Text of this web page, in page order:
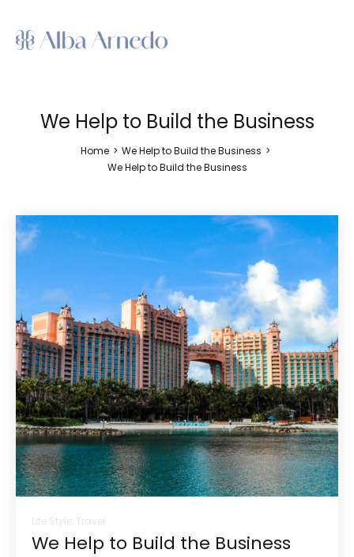
We Help to Build the Business
Home > We Help to Build the Business >
We Help to Build the Business
Life Style Travel
We Help to Build the Business